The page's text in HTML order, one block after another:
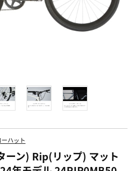
ハット
ン) Rip(リップ) マット